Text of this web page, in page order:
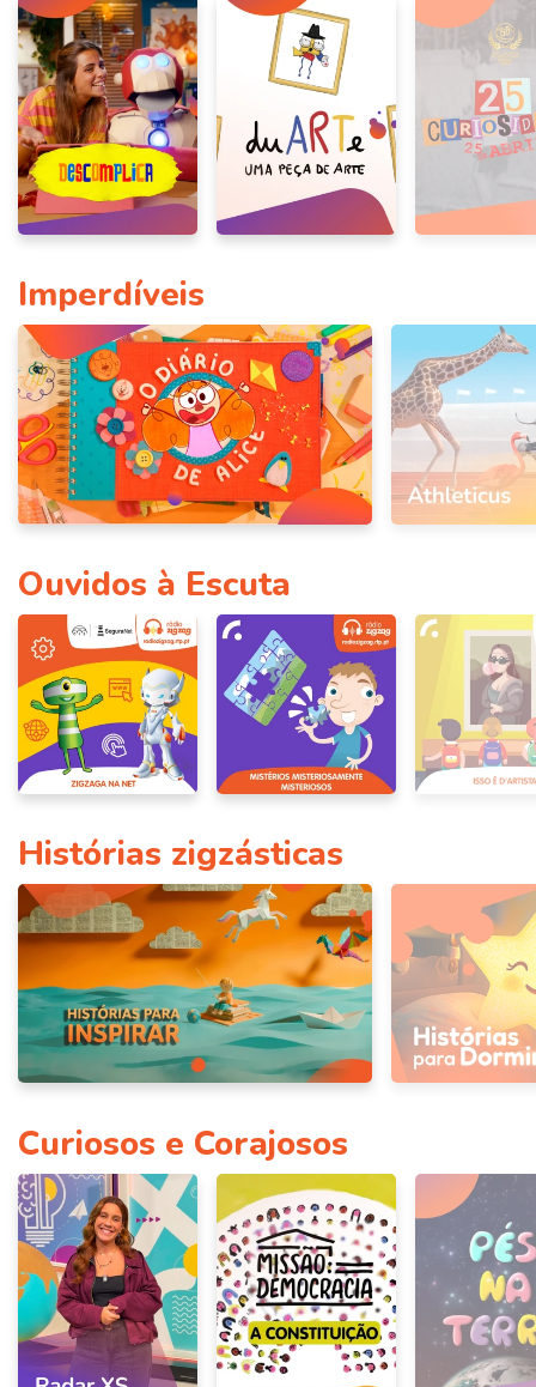
Imperdíveis
Ouvidos à Escuta
Histórias zigzásticas
Curiosos e Corajosos